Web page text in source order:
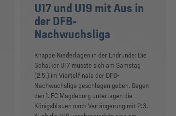
U17 und U19 mit Aus in
der DFB-
Nachwuchsliga
Knappe Niederlagen in der Endrunde: Die
Schalker U17 musste sich am Samstag
(2.5.) im Viertelfinale der DFB-
Nachwuchsliga geschlagen geben. Gegen
den 1. FC Magdeburg unterlagen die
Königsblauen nach Verlängerung mit 2:3.